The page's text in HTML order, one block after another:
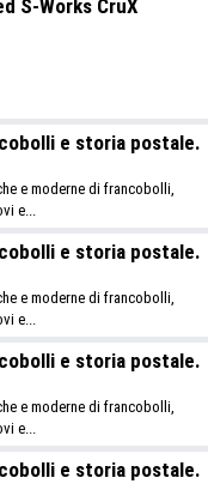
S-Works CruX
e storia postale.
e moderne di francobolli,
e...
e storia postale.
e moderne di francobolli,
e...
e storia postale.
e moderne di francobolli,
e...
e storia postale.